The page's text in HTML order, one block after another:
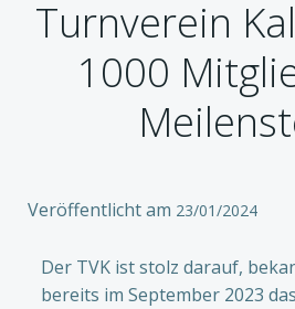
Turnverein
1000
Veröffentlicht am 23/01/2024
Der TVK ist stolz darauf,
bereits im September 2023